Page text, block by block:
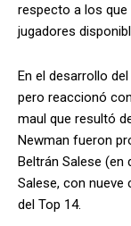
respecto a los
jugadores
En el desarrollo
pero reaccionó
maul que resultó
Newman fueron
Beltrán Salese (en
Salese, con
del Top 14.